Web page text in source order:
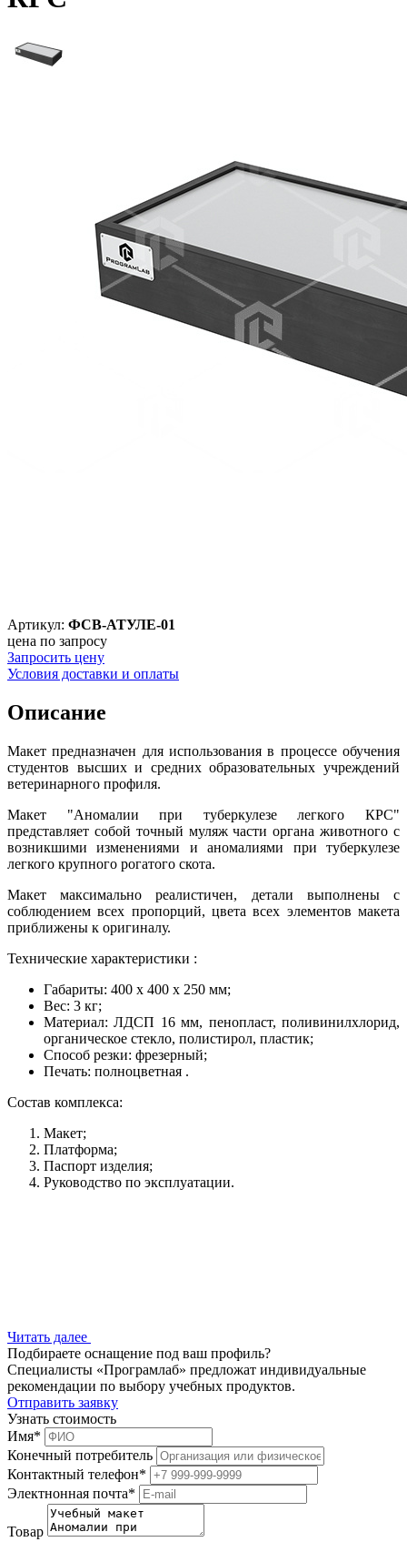
Артикул: ФСВ-АТУЛЕ-01
цена по запросу
Запросить цену
Условия доставки и оплаты
Описание
Макет предназначен для использования в процессе обучения
студентов высших и средних образовательных учреждений
ветеринарного профиля.
Макет "Аномалии при туберкулезе легкого КРС"
представляет собой точный муляж части органа животного с
возникшими изменениями и аномалиями при туберкулезе
легкого крупного рогатого скота.
Макет максимально реалистичен, детали выполнены с
соблюдением всех пропорций, цвета всех элементов макета
приближены к оригиналу.
Технические характеристики :
Габариты: 400 х 400 х 250 мм;
Вес: 3 кг;
Материал: ЛДСП 16 мм, пенопласт, поливинилхлорид,
органическое стекло, полистирол, пластик;
Способ резки: фрезерный;
Печать: полноцветная .
Состав комплекса:
Макет;
Платформа;
Паспорт изделия;
Руководство по эксплуатации.
Читать далее
Подбираете оснащение под ваш профиль?
Специалисты «Програмлаб» предложат индивидуальные
рекомендации по выбору учебных продуктов.
Отправить заявку
Узнать стоимость
Имя*
Конечный потребитель
Контактный телефон*
Электнонная почта*
Товар